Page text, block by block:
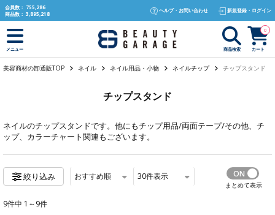
text.skipToContent
text.skipToNavigation
会員数： 755,286
商品数： 3,895,218
ヘルプ・お問い合わせ 新規登録・ログイン
メニュー 商品検索 カート
0
美容商材の卸通販TOP ネイル ネイル用品・小物 ネイルチップ チップスタンド
チップスタンド
ネイルのチップスタンドです。他にもチップ用品/両面テープ/その他、 チ
ップ、 カラーチャート関連もございます。
絞り込み おすすめ順 30件表示
まとめて表示
9件中 1～9件